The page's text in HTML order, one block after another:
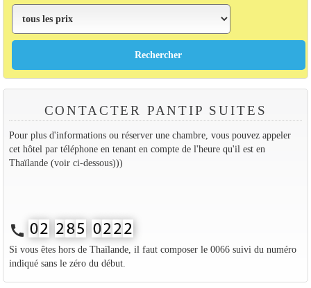
CONTACTER PANTIP SUITES
Pour plus d'informations ou réserver une chambre, vous pouvez appeler
cet hôtel par téléphone en tenant en compte de l'heure qu'il est en
Thaïlande (voir ci-dessous)))
call
Si vous êtes hors de Thaïlande, il faut composer le 0066 suivi du numéro
indiqué sans le zéro du début.